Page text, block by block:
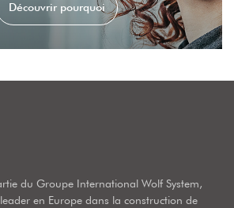
Découvrir pourquoi
du Groupe International Wolf System,
en Europe dans la construction de